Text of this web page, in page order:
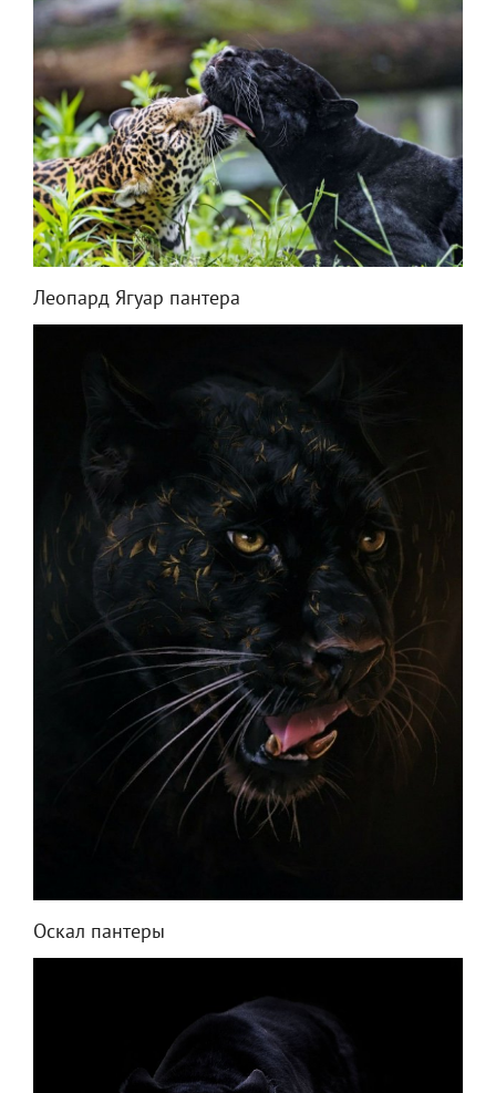
Леопард Ягуар пантера
Оскал пантеры